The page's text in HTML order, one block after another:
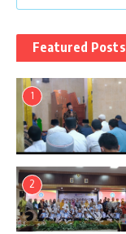
Featured Posts
1
2